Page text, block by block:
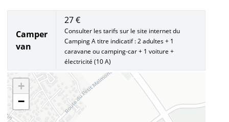
Camper
van
27 €
Consulter les tarifs sur le site internet du
Camping A titre indicatif : 2 adultes + 1
caravane ou camping-car + 1 voiture +
électricité (10 A)
+
−